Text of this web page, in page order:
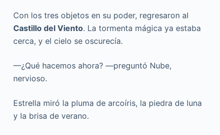
Con los tres objetos en su poder, regresaron al
Castillo del Viento. La tormenta mágica ya estaba
cerca, y el cielo se oscurecía.
—¿Qué hacemos ahora? —preguntó Nube,
nervioso.
Estrella miró la pluma de arcoíris, la piedra de luna
y la brisa de verano.